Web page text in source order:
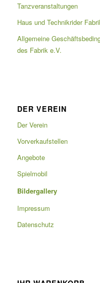
Tanzveranstaltungen
Haus und Technikrider
Allgemeine
des Fabrik e.V.
DER VEREIN
Der Verein
Vorverkaufstellen
Angebote
Spielmobil
Bildergallery
Impressum
Datenschutz